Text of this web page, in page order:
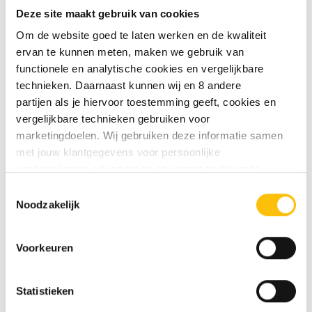
Deze site maakt gebruik van cookies
Om de website goed te laten werken en de kwaliteit
ervan te kunnen meten, maken we gebruik van
functionele en analytische cookies en vergelijkbare
technieken. Daarnaast kunnen wij en 8 andere
partijen als je hiervoor toestemming geeft, cookies en
vergelijkbare technieken gebruiken voor
marketingdoelen. Wij gebruiken deze informatie samen
met jouw klantgegevens voor persoonlijke
ervaringen: je eigen DTDD (gepersonaliseerde
aanbevelingen, functionaliteiten en communicatie binnen
dtdd.nl (relevante advertenties op websites en apps van
onze privacy policy
Noodzakelijk
Voorkeuren
Statistieken
Uiltje Meneer de Uil Barrel Aged
Cognac fles 33cl
Stout | 12.0%
€6.95
Speyside fles 33cl
Uiltje Meneer de Uil Barrel Aged